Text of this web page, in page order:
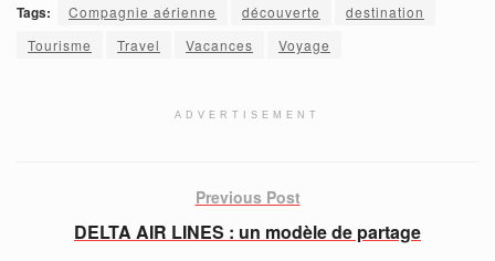
Tags: Compagnie aérienne découverte
destination
Tourisme
Travel Vacances Voyage
ADVERTISEMENT
Previous Post
DELTA AIR LINES : un modèle de partage